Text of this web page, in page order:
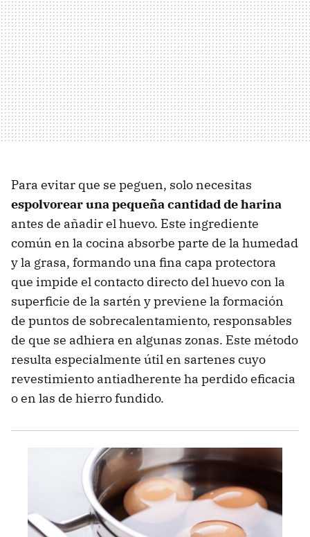
Para evitar que se peguen, solo necesitas
espolvorear una pequeña cantidad de harina
antes de añadir el huevo. Este ingrediente
común en la cocina absorbe parte de la humedad
y la grasa, formando una fina capa protectora
que impide el contacto directo del huevo con la
superficie de la sartén y previene la formación
de puntos de sobrecalentamiento, responsables
de que se adhiera en algunas zonas. Este método
resulta especialmente útil en sartenes cuyo
revestimiento antiadherente ha perdido eficacia
o en las de hierro fundido.